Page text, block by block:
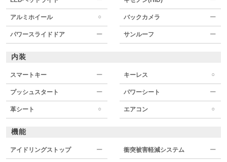
アルミホイール ○ バックカメラ ー
パワースライドドア ー サンルーフ ー
内装
スマートキー ー キーレス ○
プッシュスタート ー パワーシート ー
革シート ○ エアコン ○
機能
アイドリングストップ ー 衝突被害軽減システム ー